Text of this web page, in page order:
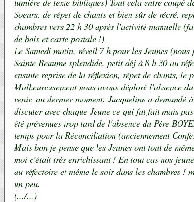
Soeurs, de répet de chants et bien sûr de récré,
chambres vers 22 h 30 après l'activité manuelle
de bois et carte postale !)
Le Samedi matin, réveil 7 h pour les Jeunes
Sainte Beaume splendide, petit déj à 8 h 30 au
ensuite reprise de la réflexion, répet de chants, le
Malheureusement nous avons déploré l'absence
venir, au dernier moment. Jacqueline a demandé
discuter avec chaque Jeune ce qui fut fait mais
été prévenues trop tard de l'absence du Père
temps pour la Réconciliation (anciennement
Mais bon je pense que les Jeunes ont tout de
moi c'était très enrichissant ! En tout cas nos
au réfectoire et même le soir dans les chambres !
un peu.
(.../...)